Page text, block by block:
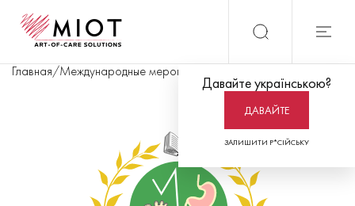
Давайте українською?
ДАВАЙТЕ
ЗАЛИШИТИ Р*СІЙСЬКУ
Главная/Международные мероприятия